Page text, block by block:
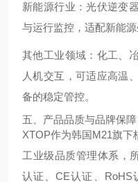
新能源行业：光伏逆变
与运行监控，适配新能
其他工业领域：化工、
人机交互，可适应高温
备的稳定管控。
五、产品品质与品牌保障
XTOP作为韩国M21旗下
工业级品质管理体系，
认证、CE认证、RoHS